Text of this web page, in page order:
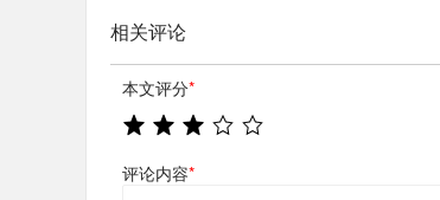
相关评论
本文评分*
评论内容*